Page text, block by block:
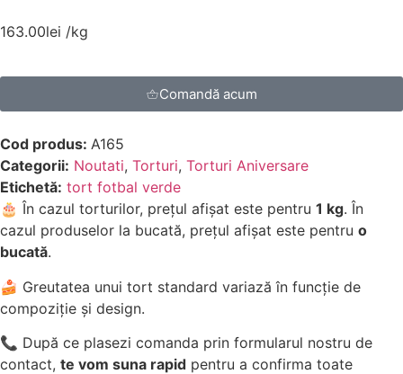
163.00lei /kg
Comandă acum
Cod produs: A165
Categorii: Noutati, Torturi, Torturi Aniversare
Etichetă: tort fotbal verde
🎂 În cazul torturilor, prețul afișat este pentru 1 kg. În
cazul produselor la bucată, prețul afișat este pentru o
bucată.
🍰 Greutatea unui tort standard variază în funcție de
compoziție și design.
📞 După ce plasezi comanda prin formularul nostru de
contact, te vom suna rapid pentru a confirma toate